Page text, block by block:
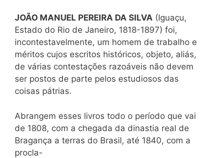
JOÃO MANUEL PEREIRA DA SILVA (Iguaçu,
Estado do Rio de Janeiro, 1818-1897) foi,
incontestavelmente, um homem de trabalho e
méritos cujos escritos históricos, objeto, aliás,
de várias contestações razoáveis não devem
ser postos de parte pelos estudiosos das
coisas pátrias.
Abrangem esses livros todo o período que vai
de 1808, com a chegada da dinastia real de
Bragança a terras do Brasil, até 1840, com a
procla-